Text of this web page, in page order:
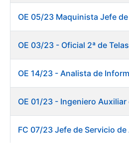
OE 03/23 - Oficial 2ª de Telas